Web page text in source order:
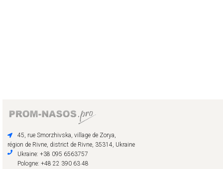
45, rue Smorzhivska, village de Zorya,
région de Rivne, district de Rivne, 35314, Ukraine
Ukraine: +38 095 6563757
Pologne: +48 22 390 63 48